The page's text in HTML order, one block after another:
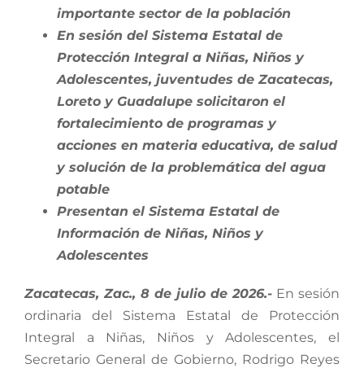
importante sector de la población
En sesión del Sistema Estatal de
Protección Integral a Niñas, Niños y
Adolescentes, juventudes de Zacatecas,
Loreto y Guadalupe solicitaron el
fortalecimiento de programas y
acciones en materia educativa, de salud
y solución de la problemática del agua
potable
Presentan el Sistema Estatal de
Información de Niñas, Niños y
Adolescentes
Zacatecas, Zac., 8 de julio de 2026.- En sesión
ordinaria del Sistema Estatal de Protección
Integral a Niñas, Niños y Adolescentes, el
Secretario General de Gobierno, Rodrigo Reyes